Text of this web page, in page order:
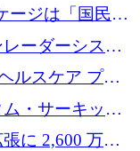
万ポンド
ージは「国民の
ーダーシステ
万ユーロを調
ルスケア プラ
ドルを投資
・サーキット
ドの資金調達
に 2,600 万ド